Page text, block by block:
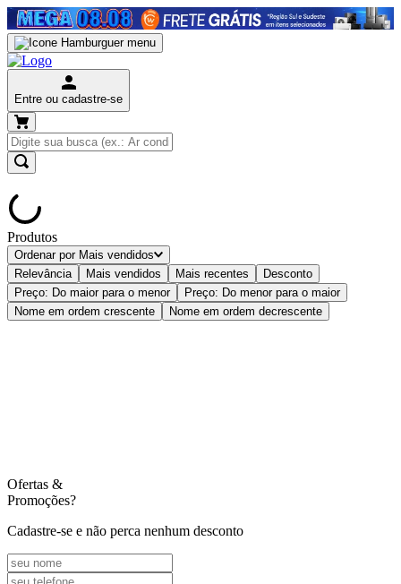
Entre ou cadastre-se
Produtos
Ordenar por Mais vendidos
Relevância
Mais vendidos Mais recentes
Desconto
Preço: Do maior para o menor
Preço: Do menor para o maior
Nome em ordem crescente
Nome em ordem decrescente
Ofertas &
Promoções?
Cadastre-se e não perca nenhum desconto